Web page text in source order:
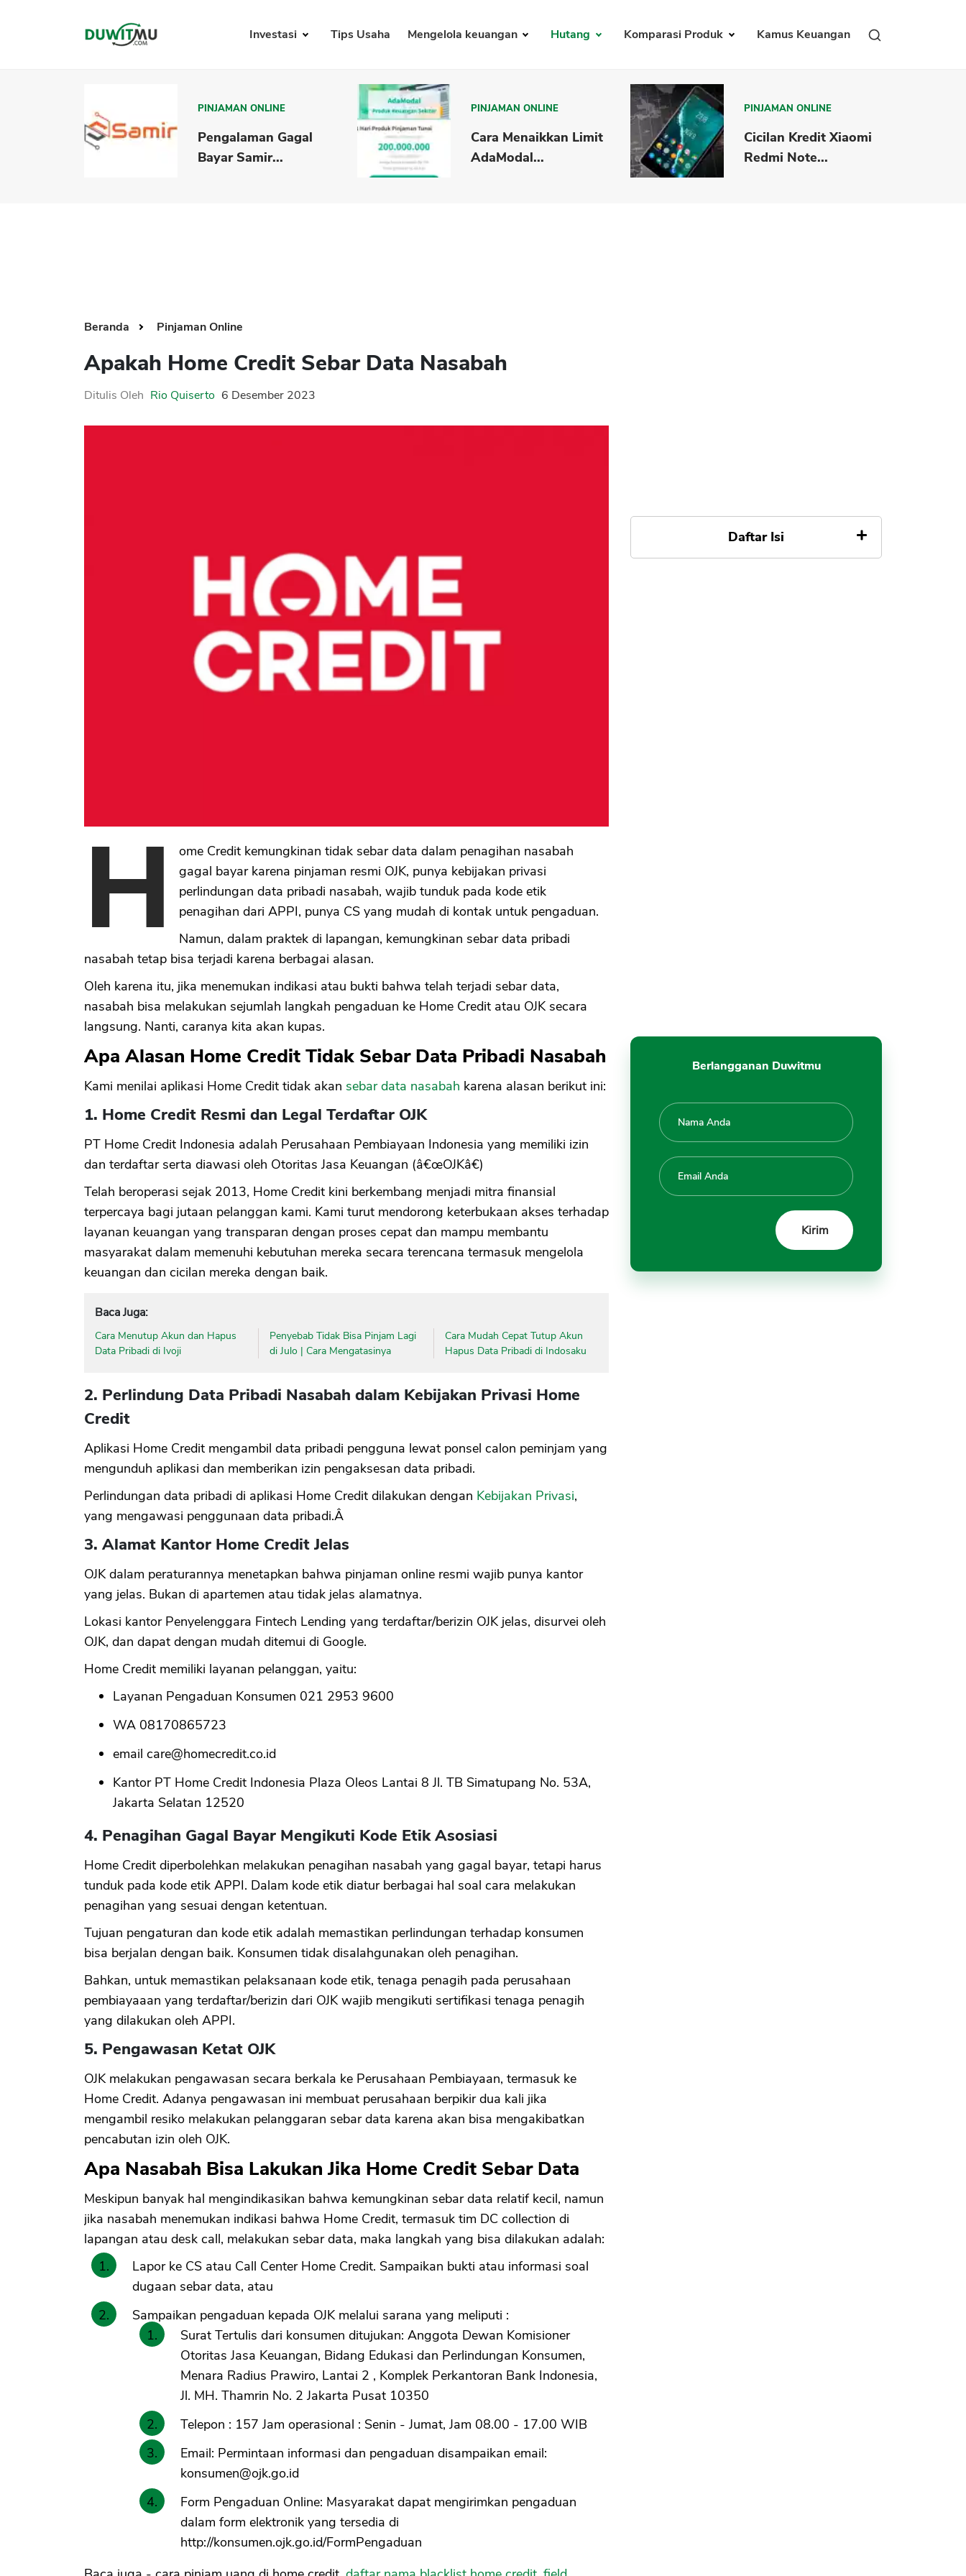
Investasi Tips Usaha Mengelola keuangan Hutang Komparasi Produk Kamus Keuangan
PINJAMAN ONLINE
Pengalaman Gagal
Bayar Samir...
PINJAMAN ONLINE
Cara Menaikkan Limit
AdaModal...
PINJAMAN ONLINE
Cicilan Kredit Xiaomi
Redmi Note...
Beranda Pinjaman Online
Apakah Home Credit Sebar Data Nasabah
Ditulis Oleh Rio Quiserto 6 Desember 2023
H
ome Credit kemungkinan tidak sebar data dalam penagihan nasabah
gagal bayar karena pinjaman resmi OJK, punya kebijakan privasi
perlindungan data pribadi nasabah, wajib tunduk pada kode etik
penagihan dari APPI, punya CS yang mudah di kontak untuk pengaduan.
Namun, dalam praktek di lapangan, kemungkinan sebar data pribadi
nasabah tetap bisa terjadi karena berbagai alasan.
Oleh karena itu, jika menemukan indikasi atau bukti bahwa telah terjadi sebar data,
nasabah bisa melakukan sejumlah langkah pengaduan ke Home Credit atau OJK secara
langsung. Nanti, caranya kita akan kupas.
Apa Alasan Home Credit Tidak Sebar Data Pribadi Nasabah
Kami menilai aplikasi Home Credit tidak akan sebar data nasabah karena alasan berikut ini:
1. Home Credit Resmi dan Legal Terdaftar OJK
PT Home Credit Indonesia adalah Perusahaan Pembiayaan Indonesia yang memiliki izin
dan terdaftar serta diawasi oleh Otoritas Jasa Keuangan (â€œOJKâ€)
Telah beroperasi sejak 2013, Home Credit kini berkembang menjadi mitra finansial
terpercaya bagi jutaan pelanggan kami. Kami turut mendorong keterbukaan akses terhadap
layanan keuangan yang transparan dengan proses cepat dan mampu membantu
masyarakat dalam memenuhi kebutuhan mereka secara terencana termasuk mengelola
keuangan dan cicilan mereka dengan baik.
Baca Juga:
Cara Menutup Akun dan Hapus
Data Pribadi di Ivoji
Penyebab Tidak Bisa Pinjam Lagi
di Julo | Cara Mengatasinya
Cara Mudah Cepat Tutup Akun
Hapus Data Pribadi di Indosaku
2. Perlindung Data Pribadi Nasabah dalam Kebijakan Privasi Home
Credit
Aplikasi Home Credit mengambil data pribadi pengguna lewat ponsel calon peminjam yang
mengunduh aplikasi dan memberikan izin pengaksesan data pribadi.
Perlindungan data pribadi di aplikasi Home Credit dilakukan dengan Kebijakan Privasi,
yang mengawasi penggunaan data pribadi.Â
3. Alamat Kantor Home Credit Jelas
OJK dalam peraturannya menetapkan bahwa pinjaman online resmi wajib punya kantor
yang jelas. Bukan di apartemen atau tidak jelas alamatnya.
Lokasi kantor Penyelenggara Fintech Lending yang terdaftar/berizin OJK jelas, disurvei oleh
OJK, dan dapat dengan mudah ditemui di Google.
Home Credit memiliki layanan pelanggan, yaitu:
Layanan Pengaduan Konsumen 021 2953 9600
WA 08170865723
email care@homecredit.co.id
Kantor PT Home Credit Indonesia Plaza Oleos Lantai 8 Jl. TB Simatupang No. 53A,
Jakarta Selatan 12520
4. Penagihan Gagal Bayar Mengikuti Kode Etik Asosiasi
Home Credit diperbolehkan melakukan penagihan nasabah yang gagal bayar, tetapi harus
tunduk pada kode etik APPI. Dalam kode etik diatur berbagai hal soal cara melakukan
penagihan yang sesuai dengan ketentuan.
Tujuan pengaturan dan kode etik adalah memastikan perlindungan terhadap konsumen
bisa berjalan dengan baik. Konsumen tidak disalahgunakan oleh penagihan.
Bahkan, untuk memastikan pelaksanaan kode etik, tenaga penagih pada perusahaan
pembiayaaan yang terdaftar/berizin dari OJK wajib mengikuti sertifikasi tenaga penagih
yang dilakukan oleh APPI.
5. Pengawasan Ketat OJK
OJK melakukan pengawasan secara berkala ke Perusahaan Pembiayaan, termasuk ke
Home Credit. Adanya pengawasan ini membuat perusahaan berpikir dua kali jika
mengambil resiko melakukan pelanggaran sebar data karena akan bisa mengakibatkan
pencabutan izin oleh OJK.
Apa Nasabah Bisa Lakukan Jika Home Credit Sebar Data
Meskipun banyak hal mengindikasikan bahwa kemungkinan sebar data relatif kecil, namun
jika nasabah menemukan indikasi bahwa Home Credit, termasuk tim DC collection di
lapangan atau desk call, melakukan sebar data, maka langkah yang bisa dilakukan adalah:
Lapor ke CS atau Call Center Home Credit. Sampaikan bukti atau informasi soal
dugaan sebar data, atau
Sampaikan pengaduan kepada OJK melalui sarana yang meliputi :
Surat Tertulis dari konsumen ditujukan: Anggota Dewan Komisioner
Otoritas Jasa Keuangan, Bidang Edukasi dan Perlindungan Konsumen,
Menara Radius Prawiro, Lantai 2 , Komplek Perkantoran Bank Indonesia,
Jl. MH. Thamrin No. 2 Jakarta Pusat 10350
Telepon : 157 Jam operasional : Senin - Jumat, Jam 08.00 - 17.00 WIB
Email: Permintaan informasi dan pengaduan disampaikan email:
konsumen@ojk.go.id
Form Pengaduan Online: Masyarakat dapat mengirimkan pengaduan
dalam form elektronik yang tersedia di
http://konsumen.ojk.go.id/FormPengaduan
Daftar Isi
Berlangganan Duwitmu